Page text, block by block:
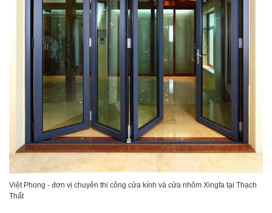
Việt Phong - đơn vị chuyên thi công cửa kính và cửa nhôm Xingfa tại Thạch
Thất